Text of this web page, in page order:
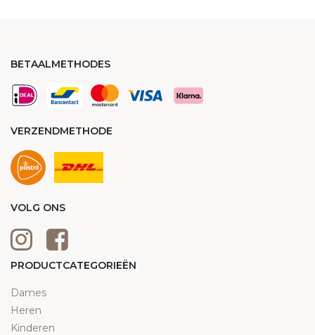
BETAALMETHODES
VERZENDMETHODE
VOLG ONS
PRODUCTCATEGORIEËN
Dames
Heren
Kinderen